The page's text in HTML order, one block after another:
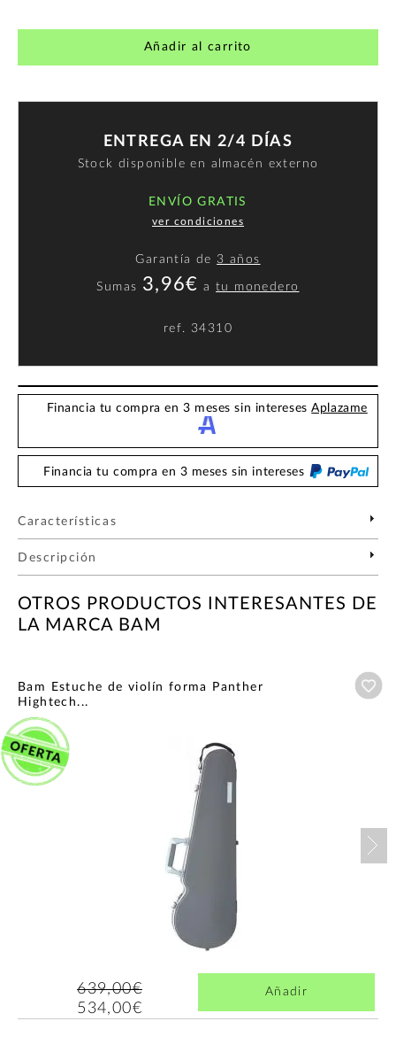
Añadir al carrito
ENTREGA EN 2/4 DÍAS
Stock disponible en almacén externo
ENVÍO GRATIS
ver condiciones
Garantía de 3 años
Sumas 3,96€ atu monedero
ref. 34310
Financia tu compra en 3 meses sin interesesAplazame
Financia tu compra en 3 meses sin intereses
Características
Descripción
OTROS PRODUCTOS INTERESANTES DE
LA MARCA BAM
Bam Estuche de violín forma Panther
Hightech...
639,00€
534,00€
Añadir